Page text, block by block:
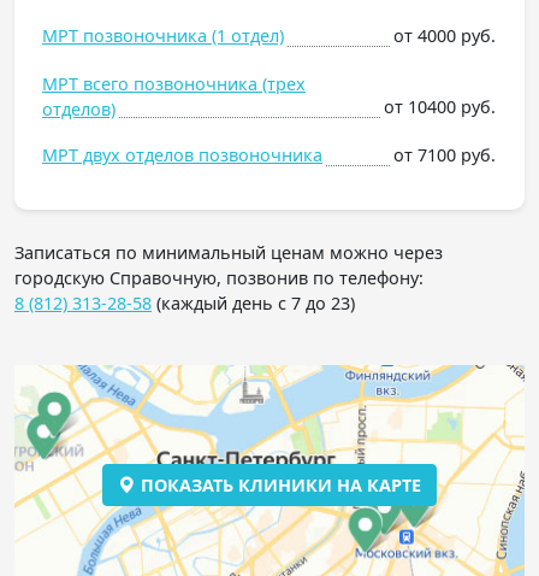
МРТ позвоночника (1 отдел) от 4000 руб.
МРТ всего позвоночника (трех
отделов)
от 10400 руб.
МРТ двух отделов позвоночника от 7100 руб.
Записаться по минимальный ценам можно через
городскую Справочную, позвонив по телефону:
8 (812) 313-28-58 (каждый день с 7 до 23)
ПОКАЗАТЬ КЛИНИКИ НА КАРТЕ